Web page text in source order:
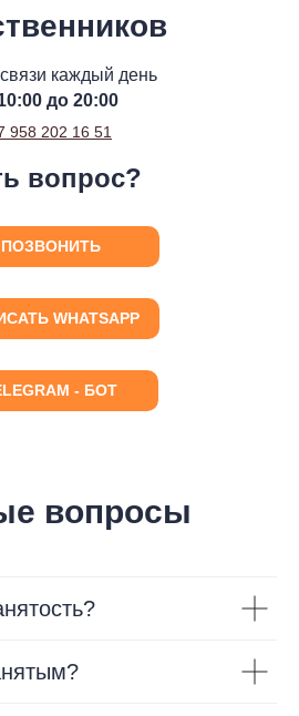
каждый день
до 20:00
вопрос?
ПОЗВОНИТЬ
WHATSAPP
958 202 16 51
- БOT
вопросы